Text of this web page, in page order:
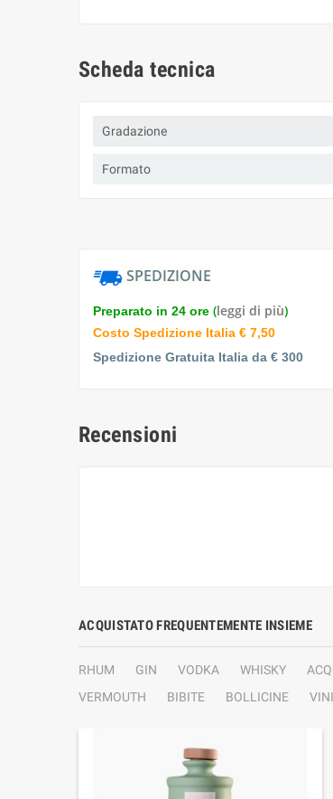
Scheda tecnica
Gradazione
Formato
SPEDIZIONE
Preparato in 24 ore (leggi di più)
Costo Spedizione Italia € 7,50
Spedizione Gratuita Italia da € 300
Recensioni
ACQUISTATO FREQUENTEMENTE INSIEME
RHUM GIN VODKA WHISKY
VERMOUTH
BIBITE BOLLICINE VINI